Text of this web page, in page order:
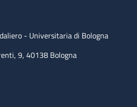
- Universitaria di Bologna
9, 40138 Bologna